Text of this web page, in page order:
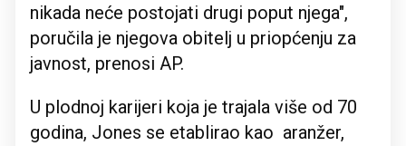
nikada neće postojati drugi poput njega",
poručila je njegova obitelj u priopćenju za
javnost, prenosi AP.
U plodnoj karijeri koja je trajala više od 70
godina, Jones se etablirao kao aranžer,